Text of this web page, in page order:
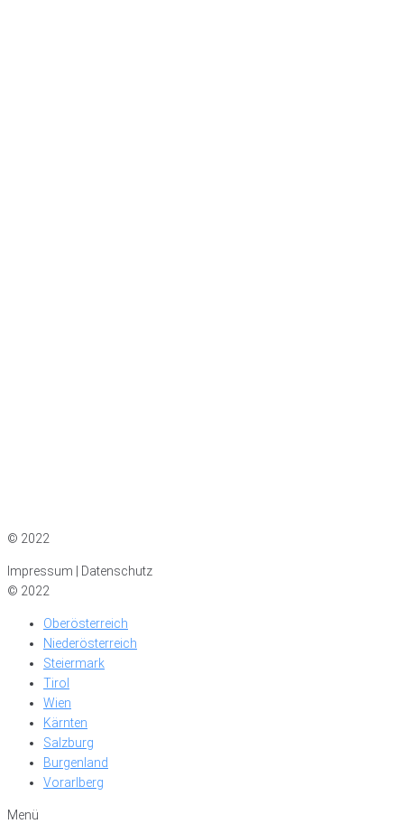
© 2022
Impressum | Datenschutz
© 2022
Oberösterreich
Niederösterreich
Steiermark
Tirol
Wien
Kärnten
Salzburg
Burgenland
Vorarlberg
Menü